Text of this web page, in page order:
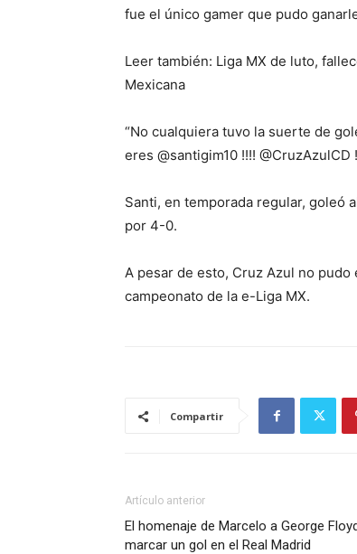
fue el único gamer que pudo
Leer también: Liga MX de luto,
Mexicana
“No cualquiera tuvo la suerte de
eres @santigim10 !!!!
Santi, en temporada regular, goleó
por 4-0.
A pesar de esto, Cruz Azul no
campeonato de la e-Liga MX.
Compartir
Artículo anterior
El homenaje de Marcelo a George
marcar un gol en el Real Madrid